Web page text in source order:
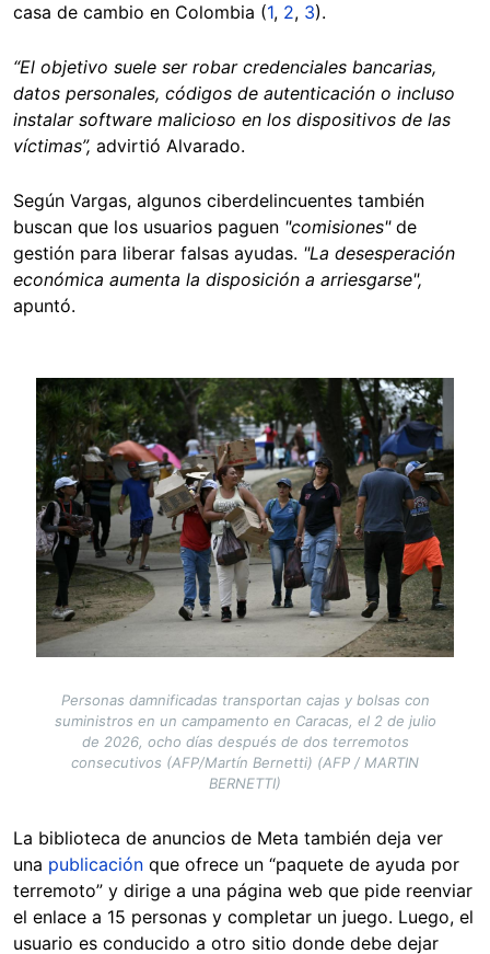
casa de cambio en Colombia (1, 2, 3).
“El objetivo suele ser robar credenciales bancarias,
datos personales, códigos de autenticación o incluso
instalar software malicioso en los dispositivos de las
víctimas”, advirtió Alvarado.
Según Vargas, algunos ciberdelincuentes también
buscan que los usuarios paguen "comisiones" de
gestión para liberar falsas ayudas. "La desesperación
económica aumenta la disposición a arriesgarse",
apuntó.
Image
Personas damnificadas transportan cajas y bolsas con
suministros en un campamento en Caracas, el 2 de julio
de 2026, ocho días después de dos terremotos
consecutivos (AFP/Martín Bernetti) (AFP / MARTIN
BERNETTI)
La biblioteca de anuncios de Meta también deja ver
una publicación que ofrece un “paquete de ayuda por
terremoto” y dirige a una página web que pide reenviar
el enlace a 15 personas y completar un juego. Luego, el
usuario es conducido a otro sitio donde debe dejar